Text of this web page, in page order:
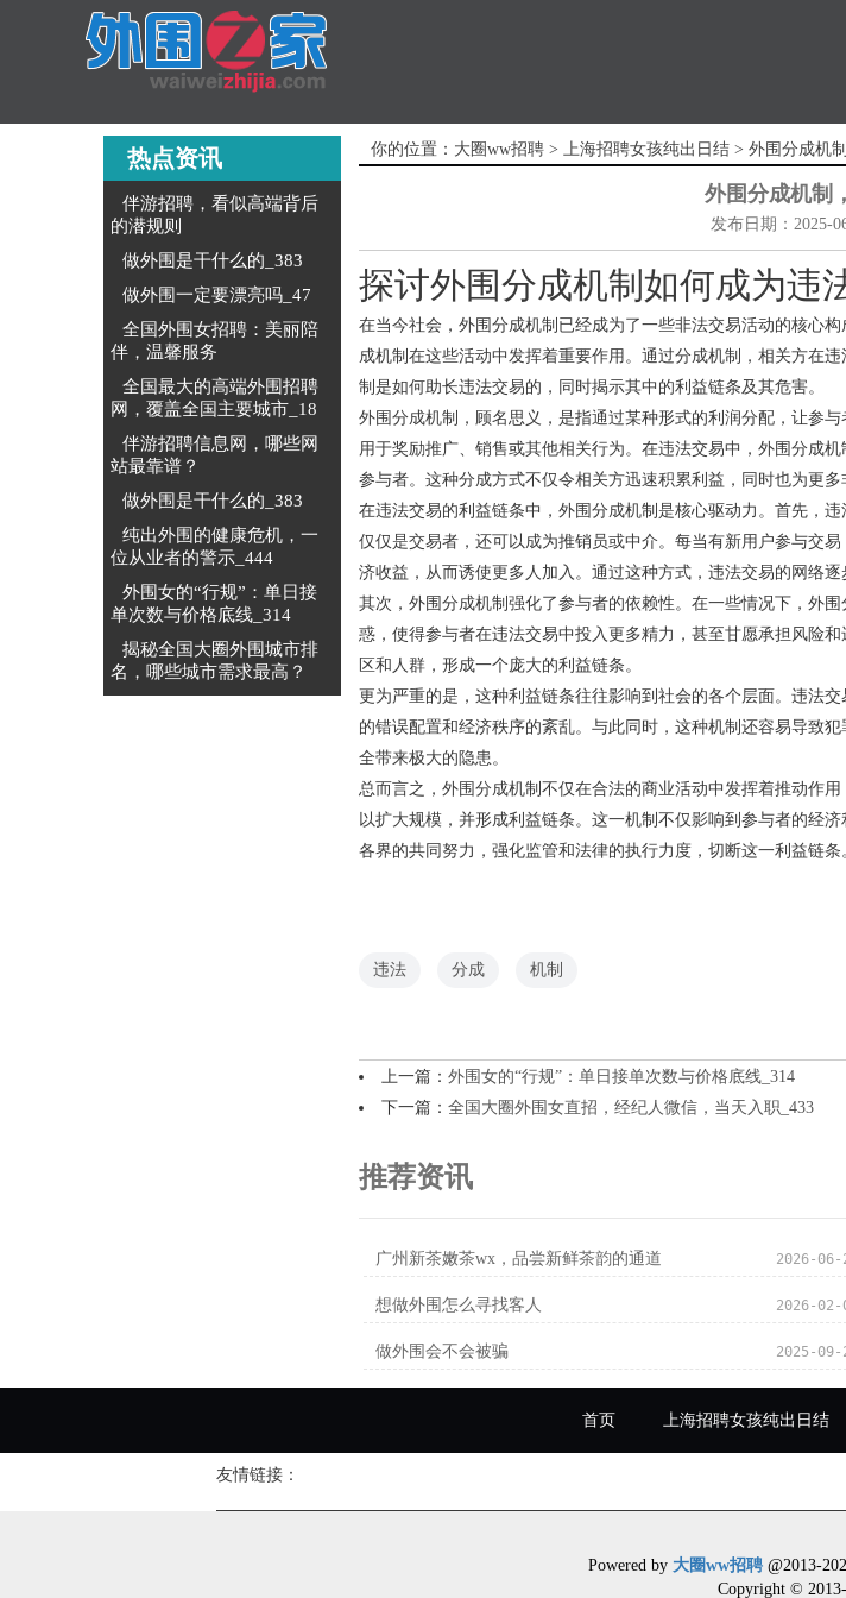
热点资讯
伴游招聘，看似高端背后
的潜规则
做外围是干什么的_383
做外围一定要漂亮吗_47
全国外围女招聘：美丽陪
伴，温馨服务
全国最大的高端外围招聘
网，覆盖全国主要城市_18
伴游招聘信息网，哪些网
站最靠谱？
做外围是干什么的_383
纯出外围的健康危机，一
位从业者的警示_444
外围女的“行规”：单日接
单次数与价格底线_314
揭秘全国大圈外围城市排
名，哪些城市需求最高？
你的位置： 大圈ww招聘 > 上海招聘女孩纯出日结 > 外围分成机
外围分成机制
发布日期：2025-
探讨外围分成机制如何成为违
在当今社会，外围分成机制已经成为了一些非法交易活动的核心
成机制在这些活动中发挥着重要作用。通过分成机制，相关方在
制是如何助长违法交易的，同时揭示其中的利益链条及其危害。
外围分成机制，顾名思义，是指通过某种形式的利润分配，让参
用于奖励推广、销售或其他相关行为。在违法交易中，外围分成
参与者。这种分成方式不仅令相关方迅速积累利益，同时也为更多
在违法交易的利益链条中，外围分成机制是核心驱动力。首先，
仅仅是交易者，还可以成为推销员或中介。每当有新用户参与交
济收益，从而诱使更多人加入。通过这种方式，违法交易的网络
其次，外围分成机制强化了参与者的依赖性。在一些情况下，外
惑，使得参与者在违法交易中投入更多精力，甚至甘愿承担风险
区和人群，形成一个庞大的利益链条。
更为严重的是，这种利益链条往往影响到社会的各个层面。违法
的错误配置和经济秩序的紊乱。与此同时，这种机制还容易导致
全带来极大的隐患。
总而言之，外围分成机制不仅在合法的商业活动中发挥着推动作
以扩大规模，并形成利益链条。这一机制不仅影响到参与者的经
各界的共同努力，强化监管和法律的执行力度，切断这一利益链条
违法 分成 机制
上一篇： 外围女的“行规”：单日接单次数与价格底线_314
下一篇： 全国大圈外围女直招，经纪人微信，当天入职_433
推荐资讯
广州新茶嫩茶wx，品尝新鲜茶韵的通道 2026-06-
想做外围怎么寻找客人 2026-02-
做外围会不会被骗 2025-09-
首页 上海招聘女孩纯出日结
友情链接：
Powered by 大圈ww招聘 @2013-
Copyright ©